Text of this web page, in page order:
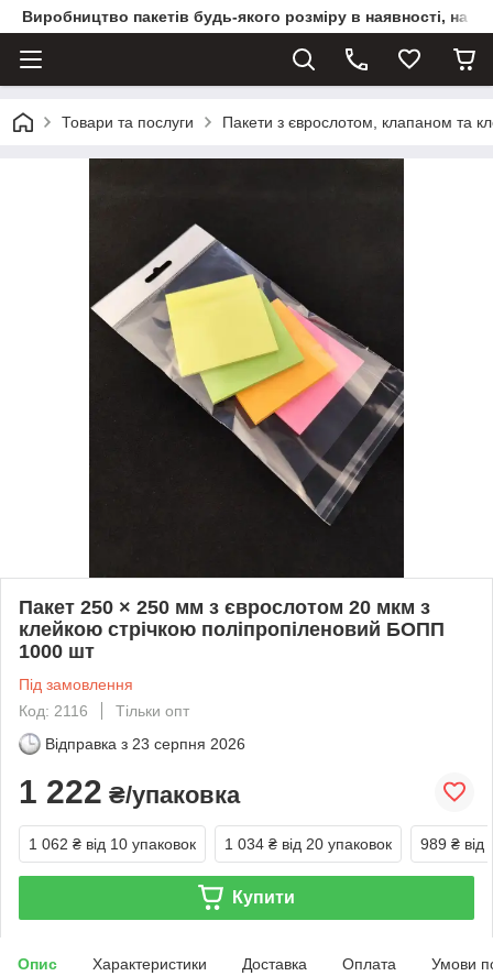
Виробництво пакетів будь-якого розміру в наявності, на
Товари та послуги Пакети з єврослотом, клапаном та
Пакет 250 × 250 мм з єврослотом 20 мкм з
клейкою стрічкою поліпропіленовий БОПП
1000 шт
Під замовлення
Код: 2116
Тільки опт
Відправка з 23 серпня 2026
1 222 ₴/упаковка
1 062 ₴ від 10 упаковок 1 034 ₴ від 20 упаковок 989 ₴ від
Купити
Опис Характеристики Доставка Оплата Умови